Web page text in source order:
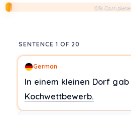
0% Complete
SENTENCE 1 OF 20
German
In einem kleinen Dorf gab
Kochwettbewerb.